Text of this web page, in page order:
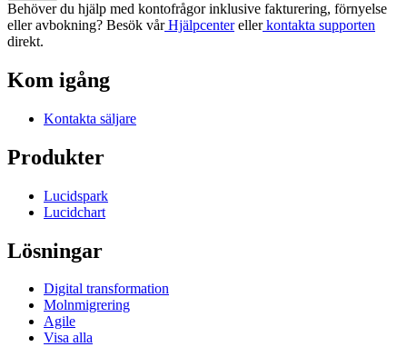
Behöver du hjälp med kontofrågor inklusive fakturering, förnyelse
eller avbokning? Besök vårHjälpcenterellerkontakta supporten
direkt.
Kom igång
Kontakta säljare
Produkter
Lucidspark
Lucidchart
Lösningar
Digital transformation
Molnmigrering
Agile
Visa alla